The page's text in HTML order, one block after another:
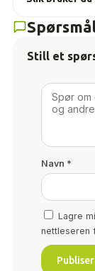
Still et
Navn *
Lagre
nettleseren